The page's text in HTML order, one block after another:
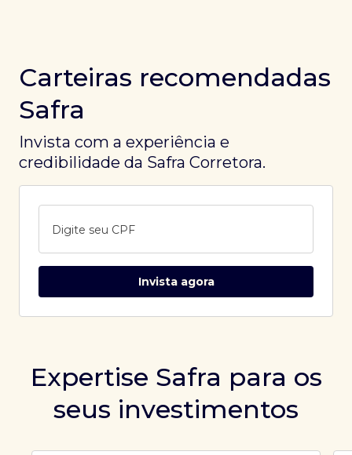
Carteiras recomendadas
Safra
Invista com a experiência e
credibilidade da Safra Corretora.
Digite seu CPF
Invista agora
Expertise Safra para os
seus investimentos